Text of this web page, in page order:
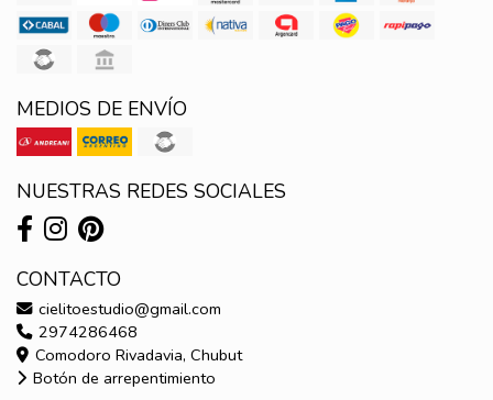
MEDIOS DE ENVÍO
NUESTRAS REDES SOCIALES
CONTACTO
cielitoestudio@gmail.com
2974286468
Comodoro Rivadavia, Chubut
Botón de arrepentimiento